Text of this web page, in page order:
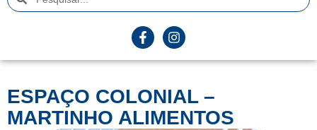
ESPAÇO COLONIAL –
MARTINHO ALIMENTOS